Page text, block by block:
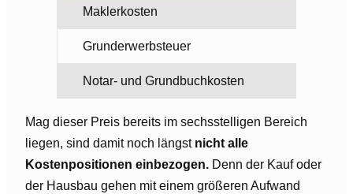
Maklerkosten
Grunderwerbsteuer
Notar- und Grundbuchkosten
Mag dieser Preis bereits im sechsstelligen Bereich
liegen, sind damit noch längst nicht alle
Kostenpositionen einbezogen. Denn der Kauf oder
der Hausbau gehen mit einem größeren Aufwand